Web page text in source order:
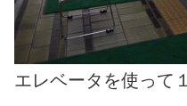
エレベータを使って